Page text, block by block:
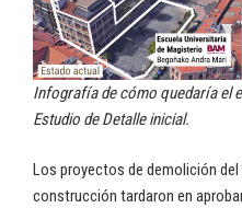
Infografía de cómo quedaría el
Estudio de Detalle inicial.
Los proyectos de demolición
construcción tardaron en